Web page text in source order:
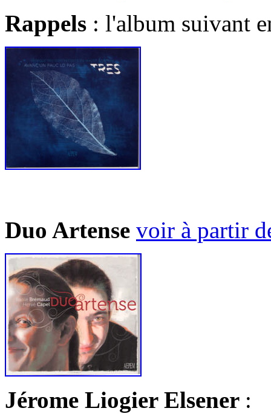
Rappels : l'album suivant
Duo Artense voir à partir
Jérome Liogier Elsener :